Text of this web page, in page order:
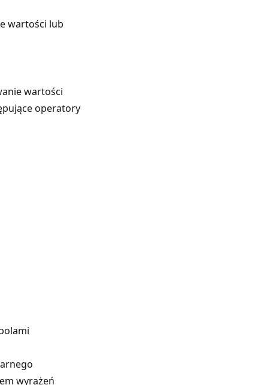
wartości lub
wartości
operatory
wyrażeń